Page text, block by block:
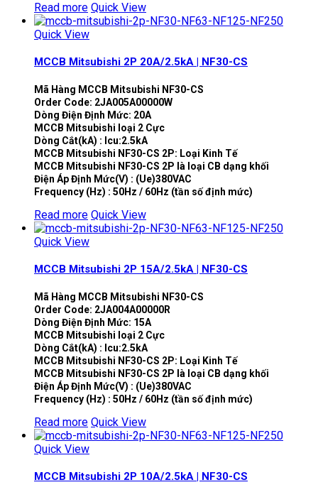
Read more Quick View
Quick View
MCCB Mitsubishi 2P 20A/2.5kA | NF30-CS
Mã Hàng MCCB Mitsubishi NF30-CS
Order Code: 2JA005A00000W
Dòng Điện Định Mức: 20A
MCCB Mitsubishi loại 2 Cực
Dòng Cắt(kA) : Icu:2.5kA
MCCB Mitsubishi NF30-CS 2P: Loại Kinh Tế
MCCB Mitsubishi NF30-CS 2P là loại CB dạng khối
Điện Áp Định Mức(V) : (Ue)380VAC
Frequency (Hz) : 50Hz / 60Hz (tần số định mức)
Read more Quick View
Quick View
MCCB Mitsubishi 2P 15A/2.5kA | NF30-CS
Mã Hàng MCCB Mitsubishi NF30-CS
Order Code: 2JA004A00000R
Dòng Điện Định Mức: 15A
MCCB Mitsubishi loại 2 Cực
Dòng Cắt(kA) : Icu:2.5kA
MCCB Mitsubishi NF30-CS 2P: Loại Kinh Tế
MCCB Mitsubishi NF30-CS 2P là loại CB dạng khối
Điện Áp Định Mức(V) : (Ue)380VAC
Frequency (Hz) : 50Hz / 60Hz (tần số định mức)
Read more Quick View
Quick View
MCCB Mitsubishi 2P 10A/2.5kA | NF30-CS